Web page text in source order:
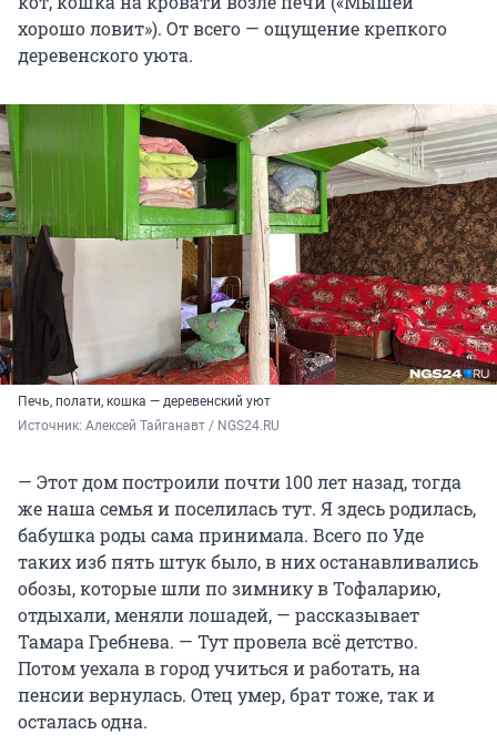
хорошо ловит»). От всего — ощущение крепкого
деревенского уюта.
Печь, полати, кошка — деревенский уют
Источник: Алексей Тайганавт / NGS24.RU
— Этот дом построили почти 100 лет назад, тогда
же наша семья и поселилась тут. Я здесь родилась,
бабушка роды сама принимала. Всего по Уде
таких изб пять штук было, в них останавливались
обозы, которые шли по зимнику в Тофаларию,
отдыхали, меняли лошадей, — рассказывает
Тамара Гребнева. — Тут провела всё детство.
Потом уехала в город учиться и работать, на
пенсии вернулась. Отец умер, брат тоже, так и
осталась одна.